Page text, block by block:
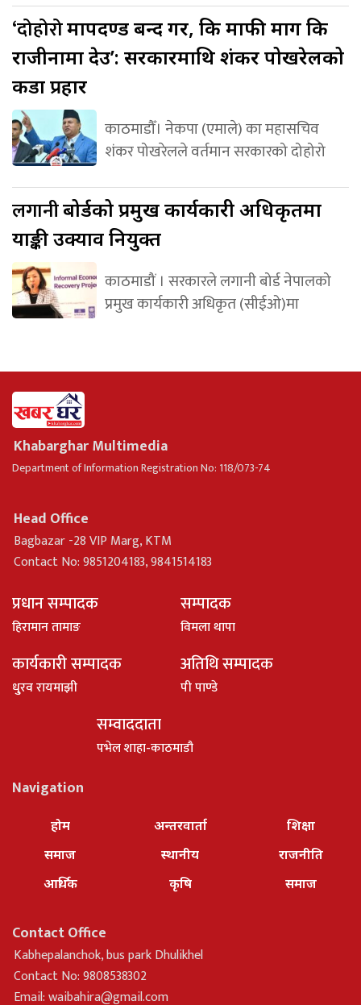
‘दोहोरोमापदण्ड बन्द गर, कि माफी माग कि
राजीनामा देउ’: सरकारमाथि शंकर पोखरेलको
कडा प्रहार
काठमाडौँ। नेकपा (एमाले) का महासचिव
शंकर पोखरेलले वर्तमान सरकारको दोहोरो
लगानीबोर्डको प्रमुख कार्यकारी अधिकृतमा
याङ्की उक्याव नियुक्त
काठमाडौं । सरकारले लगानी बोर्ड नेपालको
प्रमुख कार्यकारी अधिकृत (सीईओ)मा
Khabarghar Multimedia
Department of Information Registration No: 118/073-74
Head Office
Bagbazar -28 VIP Marg, KTM
Contact No: 9851204183, 9841514183
प्रधान सम्पादक
हिरामान तामाङ
सम्पादक
विमला थापा
कार्यकारी सम्पादक
धु्रव रायमाझी
अतिथि सम्पादक
पी पाण्डे
सम्वाददाता
पभेल शाहा-काठमाडौ
Navigation
होम
समाज
आर्थिक
अन्तरवार्ता
स्थानीय
कृषि
शिक्षा
राजनीति
समाज
Contact Office
Kabhepalanchok, bus park Dhulikhel
Contact No: 9808538302
Email:waibahira@gmail.com